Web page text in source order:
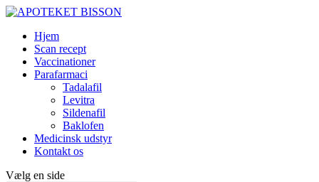
Hjem
Scan recept
Vaccinationer
Parafarmaci
Tadalafil
Levitra
Sildenafil
Baklofen
Medicinsk udstyr
Kontakt os
Vælg en side